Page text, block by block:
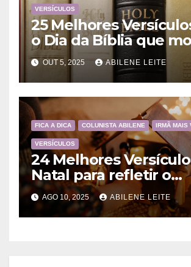
VERSÍCULOS
25 Melhores
o Dia da Bíblia que
a importância da
Deus
OUT 5, 2025 ABILENE LEITE
FICA A DICA COLUNISTA ABILENE IRMÃ MAIS
VERSÍCULOS
24 Melhores
Natal para refletir o
Nascimento de Jesus
AGO 10, 2025 ABILENE LEITE